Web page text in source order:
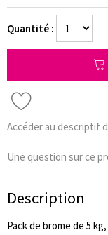
Quantité :
Accéder au descriptif
Une question sur ce
Description
Pack de brome de 5